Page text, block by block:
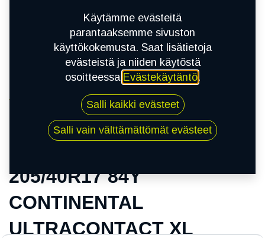
205/40R17 84Y CONTINENTAL
ULTRACONTACT XL
205/40R17 84Y
CONTINENTAL
ULTRACONTACT XL
Käytämme evästeitä
parantaaksemme sivuston
käyttökokemusta. Saat lisätietoja
evästeistä ja niiden käytöstä
osoitteessa Evästekäytäntö.
Salli kaikki evästeet
Salli vain välttämättömät evästeet